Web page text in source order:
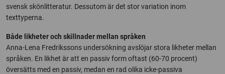
svensk skönlitteratur. Dessutom är det stor variation inom
texttyperna.
Både likheter och skillnader mellan språken
Anna-Lena Fredrikssons undersökning avslöjar stora likheter mellan
språken. En likhet är att en passiv form oftast (60-70 procent)
översätts med en passiv, medan en rad olika icke-passiva